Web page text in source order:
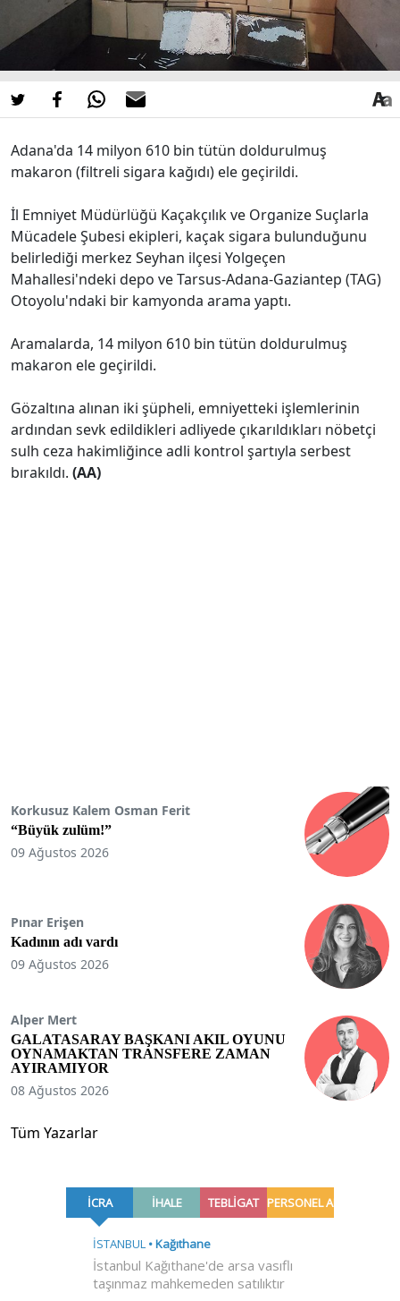
Adana'da 14 milyon 610 bin tütün doldurulmuş
makaron (filtreli sigara kağıdı) ele geçirildi.
İl Emniyet Müdürlüğü Kaçakçılık ve Organize Suçlarla
Mücadele Şubesi ekipleri, kaçak sigara bulunduğunu
belirlediği merkez Seyhan ilçesi Yolgeçen
Mahallesi'ndeki depo ve Tarsus-Adana-Gaziantep (TAG)
Otoyolu'ndaki bir kamyonda arama yaptı.
Aramalarda, 14 milyon 610 bin tütün doldurulmuş
makaron ele geçirildi.
Gözaltına alınan iki şüpheli, emniyetteki işlemlerinin
ardından sevk edildikleri adliyede çıkarıldıkları nöbetçi
sulh ceza hakimliğince adli kontrol şartıyla serbest
bırakıldı. (AA)
Korkusuz Kalem Osman Ferit
“Büyük zulüm!”
09 Ağustos 2026
Pınar Erişen
Kadının adı vardı
09 Ağustos 2026
Alper Mert
GALATASARAY BAŞKANI AKIL OYUNU
OYNAMAKTAN TRANSFERE ZAMAN
AYIRAMIYOR
08 Ağustos 2026
Tüm Yazarlar